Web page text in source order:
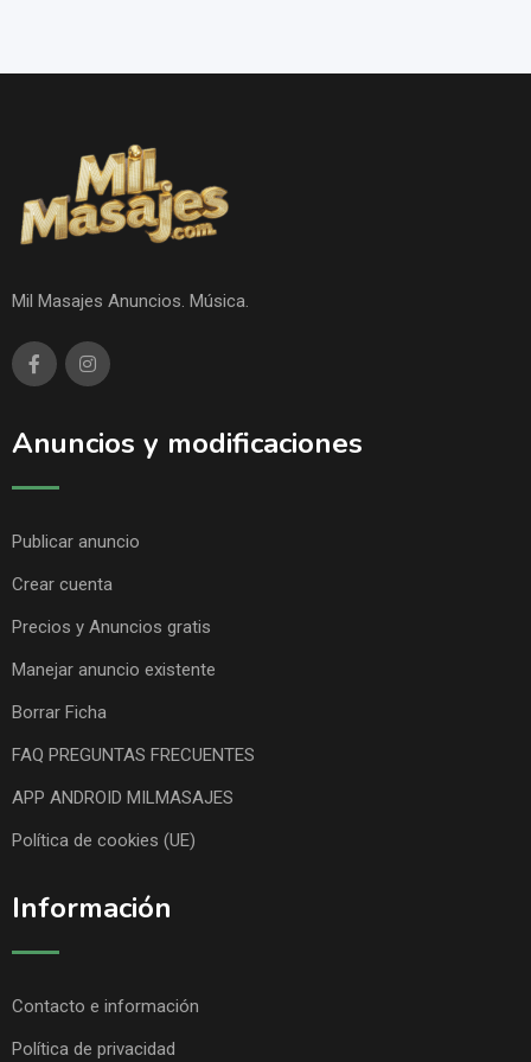
Mil Masajes Anuncios. Música.
Anuncios y modificaciones
Publicar anuncio
Crear cuenta
Precios y Anuncios gratis
Manejar anuncio existente
Borrar Ficha
FAQ PREGUNTAS FRECUENTES
APP ANDROID MILMASAJES
Política de cookies (UE)
Información
Contacto e información
Política de privacidad